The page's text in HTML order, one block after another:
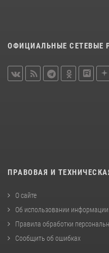
ОФИЦИАЛЬНЫЕ СЕТЕВЫЕ
ПРАВОВАЯ И
О сайте
Об использовании информации
Правила обработки
Сообщить об ошибках